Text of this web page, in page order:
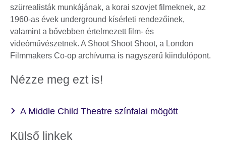
szürrealisták munkájának, a korai szovjet filmeknek, az
1960-as évek underground kísérleti rendezőinek,
valamint a bővebben értelmezett film- és
videóművészetnek. A Shoot Shoot Shoot, a London
Filmmakers Co-op archívuma is nagyszerű kiindulópont.
Nézze meg ezt is!
A Middle Child Theatre színfalai mögött
Külső linkek